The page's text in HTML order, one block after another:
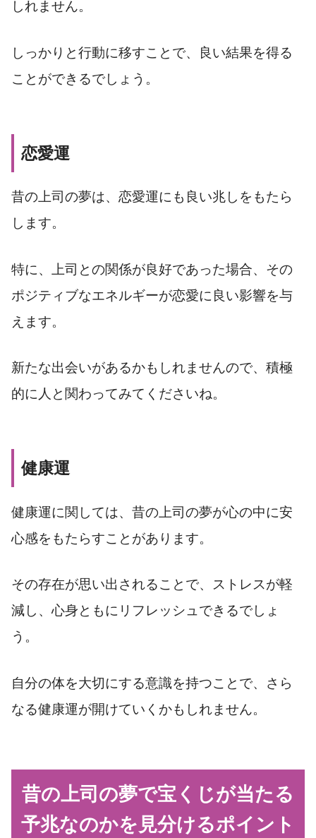
しれません。
しっかりと行動に移すことで、良い結果を得る
ことができるでしょう。
恋愛運
昔の上司の夢は、恋愛運にも良い兆しをもたら
します。
特に、上司との関係が良好であった場合、その
ポジティブなエネルギーが恋愛に良い影響を与
えます。
新たな出会いがあるかもしれませんので、積極
的に人と関わってみてくださいね。
健康運
健康運に関しては、昔の上司の夢が心の中に安
心感をもたらすことがあります。
その存在が思い出されることで、ストレスが軽
減し、心身ともにリフレッシュできるでしょ
う。
自分の体を大切にする意識を持つことで、さら
なる健康運が開けていくかもしれません。
昔の上司の夢で宝くじが当たる
予兆なのかを見分けるポイント